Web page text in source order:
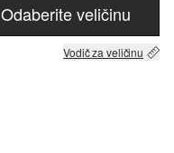
Odaberite veličinu
Vodič za veličinu